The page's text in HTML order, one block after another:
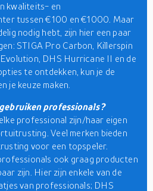
kwaliteits- en
tussen €100 en €1000. Maar
nodig hebt, zijn hier een paar
STIGA Pro Carbon, Killerspin
DHS Hurricane II en de
te ontdekken, kun je de
je keuze maken.
professionals?
professional zijn/haar eigen
Veel merken bieden
voor een topspeler.
ook graag producten
zijn. Hier zijn enkele van de
van professionals; DHS